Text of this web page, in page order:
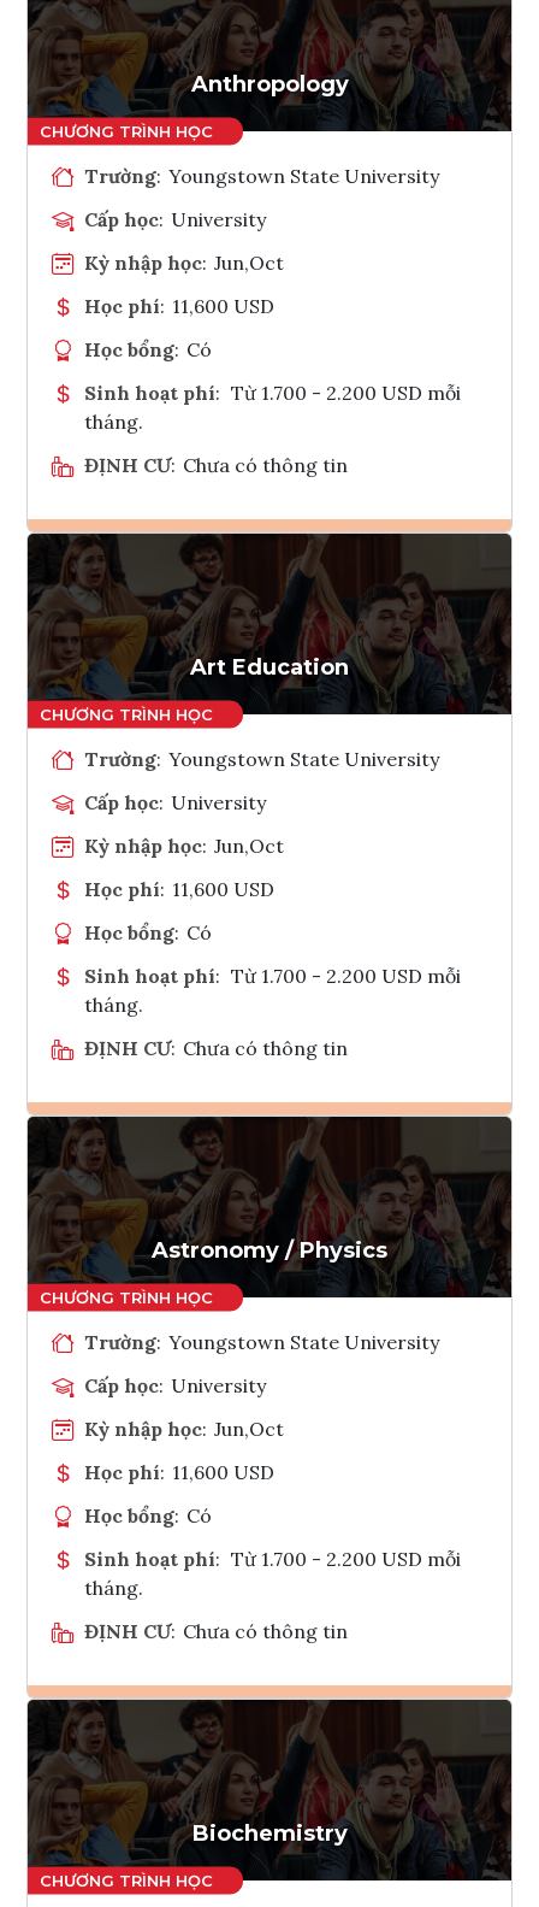
Tham vấn Interlink
Anthropology
Trường: Youngstown State University
Cấp học: University
Kỳ nhập học: Jun,Oct
Học phí: 11,600 USD
Học bổng: Có
Sinh hoạt phí: Từ 1.700 - 2.200 USD mỗi
tháng.
ĐỊNH CƯ: Chưa có thông tin
Ghi danh
Tham vấn Interlink
Art Education
Trường: Youngstown State University
Cấp học: University
Kỳ nhập học: Jun,Oct
Học phí: 11,600 USD
Học bổng: Có
Sinh hoạt phí: Từ 1.700 - 2.200 USD mỗi
tháng.
ĐỊNH CƯ: Chưa có thông tin
Ghi danh
Tham vấn Interlink
Astronomy / Physics
Trường: Youngstown State University
Cấp học: University
Kỳ nhập học: Jun,Oct
Học phí: 11,600 USD
Học bổng: Có
Sinh hoạt phí: Từ 1.700 - 2.200 USD mỗi
tháng.
ĐỊNH CƯ: Chưa có thông tin
Ghi danh
Tham vấn Interlink
Biochemistry